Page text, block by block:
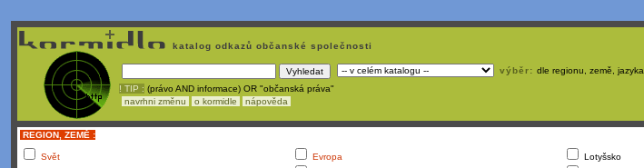
katalog odkazů občanské společnosti
výběr: dle regionu, země, jazyka
! TIP : (právo AND informace) OR "občanská práva"
navrhni změnu
o kormidle nápověda
REGION, ZEMĚ :
Svět
Evropa
Lotyšsko